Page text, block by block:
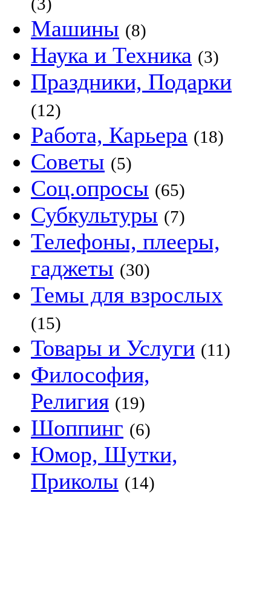
Машины (8)
Наука и Техника (3)
Праздники, Подарки
(12)
Работа, Карьера (18)
Советы (5)
Соц.опросы (65)
Субкультуры (7)
Телефоны, плееры,
гаджеты (30)
Темы для взрослых
(15)
Товары и Услуги (11)
Философия,
Религия (19)
Шоппинг (6)
Юмор, Шутки,
Приколы (14)